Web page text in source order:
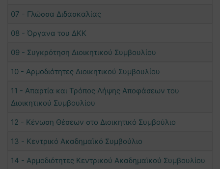
07 - Γλώσσα Διδασκαλίας
08 - Όργανα του ΔΚΚ
09 - Συγκρότηση Διοικητικού Συμβουλίου
10 - Αρμοδιότητες Διοικητικού Συμβουλίου
11 - Απαρτία και Τρόπος Λήψης Αποφάσεων του
Διοικητικού Συμβουλίου
12 - Κένωση Θέσεων στο Διοικητικό Συμβούλιο
13 - Κεντρικό Ακαδημαϊκό Συμβούλιο
14 - Αρμοδιότητες Κεντρικού Ακαδημαϊκού Συμβουλίου